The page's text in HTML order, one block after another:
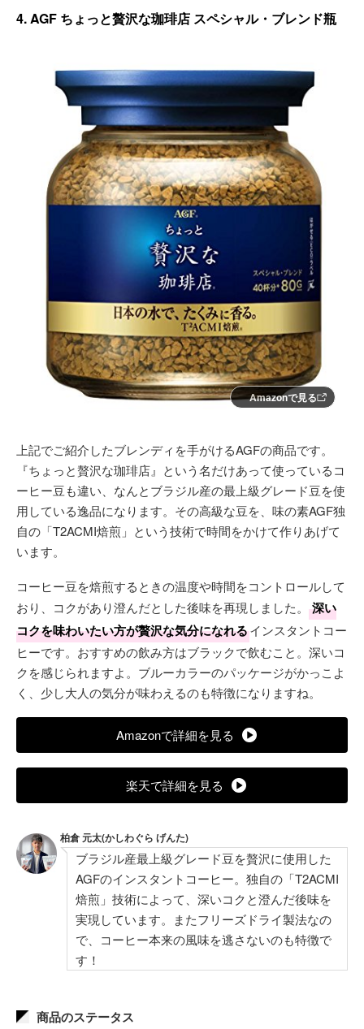
4. AGF ちょっと贅沢な珈琲店 スペシャル・ブレンド瓶
Amazonで見る
上記でご紹介したブレンディを手がけるAGFの商品です。
『ちょっと贅沢な珈琲店』という名だけあって使っているコ
ーヒー豆も違い、なんとブラジル産の最上級グレード豆を使
用している逸品になります。その高級な豆を、味の素AGF独
自の「T2ACMI焙煎」という技術で時間をかけて作りあげて
います。
コーヒー豆を焙煎するときの温度や時間をコントロールして
おり、コクがあり澄んだとした後味を再現しました。
深い
コクを味わいたい方が贅沢な気分になれるインスタントコー
ヒーです。おすすめの飲み方はブラックで飲むこと。深いコ
クを感じられますよ。ブルーカラーのパッケージがかっこよ
く、少し大人の気分が味わえるのも特徴になりますね。
Amazonで詳細を見る
楽天で詳細を見る
柏倉 元太(かしわぐら げんた)
ブラジル産最上級グレード豆を贅沢に使用した
AGFのインスタントコーヒー。独自の「T2ACMI
焙煎」技術によって、深いコクと澄んだ後味を
実現しています。またフリーズドライ製法なの
で、コーヒー本来の風味を逃さないのも特徴で
す！
商品のステータス